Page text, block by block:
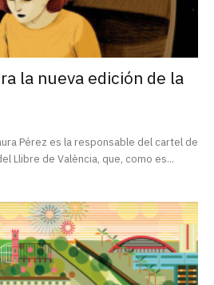
la nueva edición de la
Pérez es la responsable del cartel de
Llibre de València, que, como es...